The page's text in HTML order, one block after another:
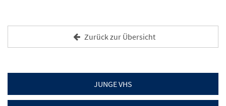
Zurück zur Übersicht
JUNGE VHS